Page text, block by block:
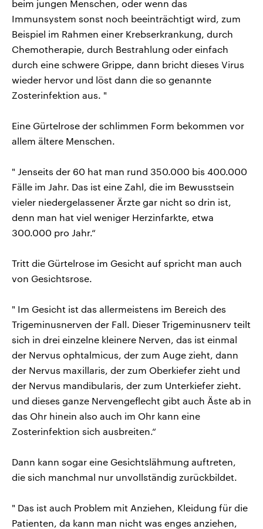
beim jungen Menschen, oder wenn das
Immunsystem sonst noch beeinträchtigt wird, zum
Beispiel im Rahmen einer Krebserkrankung, durch
Chemotherapie, durch Bestrahlung oder einfach
durch eine schwere Grippe, dann bricht dieses Virus
wieder hervor und löst dann die so genannte
Zosterinfektion aus. "
Eine Gürtelrose der schlimmen Form bekommen vor
allem ältere Menschen.
" Jenseits der 60 hat man rund 350.000 bis 400.000
Fälle im Jahr. Das ist eine Zahl, die im Bewusstsein
vieler niedergelassener Ärzte gar nicht so drin ist,
denn man hat viel weniger Herzinfarkte, etwa
300.000 pro Jahr.“
Tritt die Gürtelrose im Gesicht auf spricht man auch
von Gesichtsrose.
" Im Gesicht ist das allermeistens im Bereich des
Trigeminusnerven der Fall. Dieser Trigeminusnerv teilt
sich in drei einzelne kleinere Nerven, das ist einmal
der Nervus ophtalmicus, der zum Auge zieht, dann
der Nervus maxillaris, der zum Oberkiefer zieht und
der Nervus mandibularis, der zum Unterkiefer zieht.
und dieses ganze Nervengeflecht gibt auch Äste ab in
das Ohr hinein also auch im Ohr kann eine
Zosterinfektion sich ausbreiten.“
Dann kann sogar eine Gesichtslähmung auftreten,
die sich manchmal nur unvollständig zurückbildet.
" Das ist auch Problem mit Anziehen, Kleidung für die
Patienten, da kann man nicht was enges anziehen,